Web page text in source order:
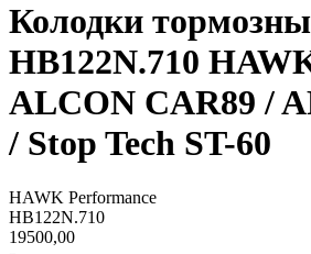
Колодки
HB122N.710
ALCON CAR89 /
/ Stop Tech ST-60
HAWK Performance
HB122N.710
19500,00